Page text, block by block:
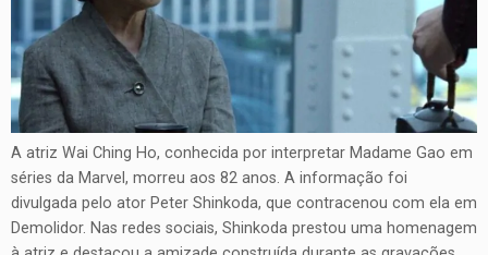
A atriz Wai Ching Ho, conhecida por interpretar Madame Gao em
séries da Marvel, morreu aos 82 anos. A informação foi
divulgada pelo ator Peter Shinkoda, que contracenou com ela em
Demolidor. Nas redes sociais, Shinkoda prestou uma homenagem